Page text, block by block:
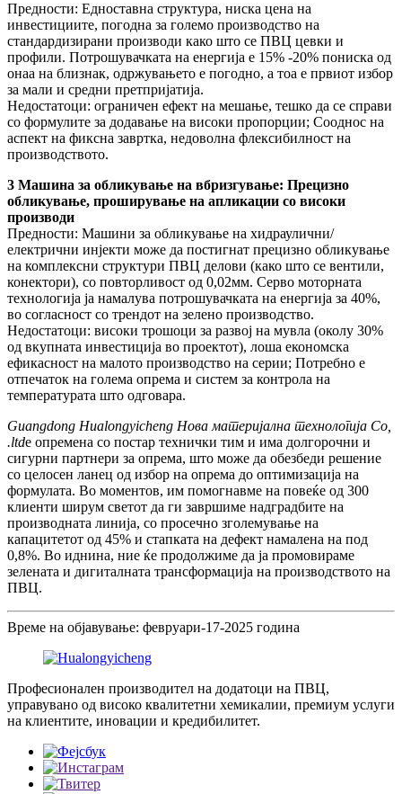
Предности: Едноставна структура, ниска цена на
инвестициите, погодна за големо производство на
стандардизирани производи како што се ПВЦ цевки и
профили. Потрошувачката на енергија е 15% -20% пониска од
онаа на близнак, одржувањето е погодно, а тоа е првиот избор
за мали и средни претпријатија.
Недостатоци: ограничен ефект на мешање, тешко да се справи
со формулите за додавање на високи пропорции; Сооднос на
аспект на фиксна завртка, недоволна флексибилност на
производството.
3 Машина за обликување на вбризгување: Прецизно
обликување, проширување на апликации со високи
производи
Предности: Машини за обликување на хидраулични/
електрични инјекти може да постигнат прецизно обликување
на комплексни структури ПВЦ делови (како што се вентили,
конектори), со повторливост од 0,02мм. Серво моторната
технологија ја намалува потрошувачката на енергија за 40%,
во согласност со трендот на зелено производство.
Недостатоци: високи трошоци за развој на мувла (околу 30%
од вкупната инвестиција во проектот), лоша економска
ефикасност на малото производство на серии; Потребно е
отпечаток на голема опрема и систем за контрола на
температурата што одговара.
Guangdong Hualongyicheng Нова материјална технологија Co,
.ltdе опремена со постар технички тим и има долгорочни и
сигурни партнери за опрема, што може да обезбеди решение
со целосен ланец од избор на опрема до оптимизација на
формулата. Во моментов, им помогнавме на повеќе од 300
клиенти ширум светот да ги завршиме надградбите на
производната линија, со просечно зголемување на
капацитетот од 45% и стапката на дефект намалена на под
0,8%. Во иднина, ние ќе продолжиме да ја промовираме
зелената и дигиталната трансформација на производството на
ПВЦ.
Време на објавување: февруари-17-2025 година
Професионален производител на додатоци на ПВЦ,
управувано од високо квалитетни хемикалии, премиум услуги
на клиентите, иновации и кредибилитет.